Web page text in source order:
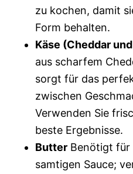
zu kochen, damit
Form behalten.
Käse (Cheddar
aus scharfem
sorgt für das
zwischen
Verwenden Sie
beste Ergebnisse.
Butter Benötigt für
samtigen Sauce;